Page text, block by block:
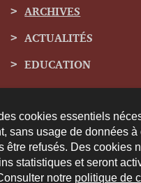
cookies essentiels
sans usage de données
être refusés. Des cookies
statistiques et seront
notre politique de
ARCHIVES
ACTUALITÉS
EDUCATION